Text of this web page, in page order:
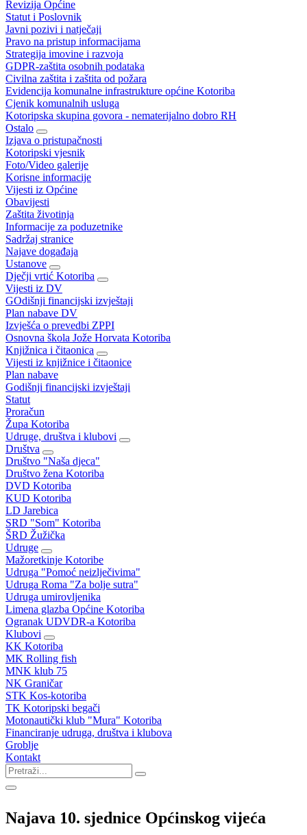
Revizija Općine
Statut i Poslovnik
Javni pozivi i natječaji
Pravo na pristup informacijama
Strategija imovine i razvoja
GDPR-zaštita osobnih podataka
Civilna zaštita i zaštita od požara
Evidencija komunalne infrastrukture općine Kotoriba
Cjenik komunalnih usluga
Kotoripska skupina govora - nematerijalno dobro RH
Ostalo
Izjava o pristupačnosti
Kotoripski vjesnik
Foto/Video galerije
Korisne informacije
Vijesti iz Općine
Obavijesti
Zaštita životinja
Informacije za poduzetnike
Sadržaj stranice
Najave događaja
Ustanove
Dječji vrtić Kotoriba
Vijesti iz DV
GOdišnji financijski izvještaji
Plan nabave DV
Izvješća o prevedbi ZPPI
Osnovna škola Jože Horvata Kotoriba
Knjižnica i čitaonica
Vijesti iz knjižnice i čitaonice
Plan nabave
Godišnji financijski izvještaji
Statut
Proračun
Župa Kotoriba
Udruge, društva i klubovi
Društva
Društvo "Naša djeca"
Društvo žena Kotoriba
DVD Kotoriba
KUD Kotoriba
LD Jarebica
SRD "Som" Kotoriba
ŠRD Žužička
Udruge
Mažoretkinje Kotoribe
Udruga "Pomoć neizlječivima"
Udruga Roma "Za bolje sutra"
Udruga umirovljenika
Limena glazba Općine Kotoriba
Ogranak UDVDR-a Kotoriba
Klubovi
KK Kotoriba
MK Rolling fish
MNK klub 75
NK Graničar
STK Kos-kotoriba
TK Kotoripski begači
Motonautički klub "Mura" Kotoriba
Financiranje udruga, društva i klubova
Groblje
Kontakt
Najava 10. sjednice Općinskog vijeća